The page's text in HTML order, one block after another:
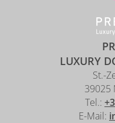
LUXURY
St.-
39025
Tel.:
E-Mail: